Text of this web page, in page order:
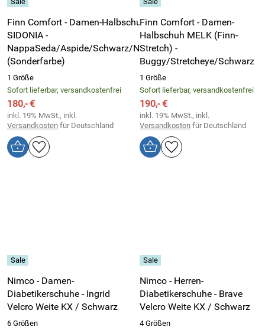
Finn Comfort - Damen-Halbschuh
SIDONIA -
NappaSeda/Aspide/Schwarz/Nero
(Sonderfarbe)
1 Größe
Sofort lieferbar, versandkostenfrei
180,- €
inkl. 19% MwSt., inkl.
Versandkosten für Deutschland
Finn Comfort - Damen-
Halbschuh MELK (Finn-
Stretch) -
Buggy/Stretcheye/Schwarz
1 Größe
Sofort lieferbar, versandkostenfrei
190,- €
inkl. 19% MwSt., inkl.
Versandkosten für Deutschland
Nimco - Damen-
Diabetikerschuhe - Ingrid
Velcro Weite KX / Schwarz
6 Größen
Nimco - Herren-
Diabetikerschuhe - Brave
Velcro Weite KX / Schwarz
4 Größen